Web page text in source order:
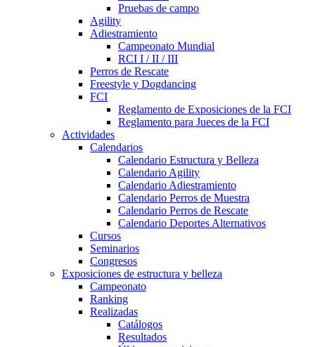
Pruebas de campo
Agility
Adiestramiento
Campeonato Mundial
RCI I / II / III
Perros de Rescate
Freestyle y Dogdancing
FCI
Reglamento de Exposiciones de la FCI
Reglamento para Jueces de la FCI
Actividades
Calendarios
Calendario Estructura y Belleza
Calendario Agility
Calendario Adiestramiento
Calendario Perros de Muestra
Calendario Perros de Rescate
Calendario Deportes Alternativos
Cursos
Seminarios
Congresos
Exposiciones de estructura y belleza
Campeonato
Ranking
Realizadas
Catálogos
Resultados